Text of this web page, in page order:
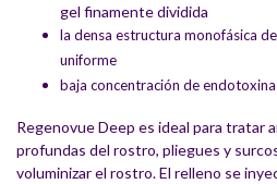
gel finamente dividida
la densa estructura monofásica
uniforme
baja concentración de
Regenovue Deep es ideal para tratar
profundas del rostro, pliegues y
voluminizar el rostro. El relleno se